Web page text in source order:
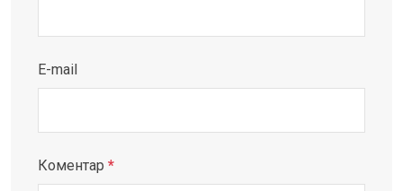
E-mail
Коментар *